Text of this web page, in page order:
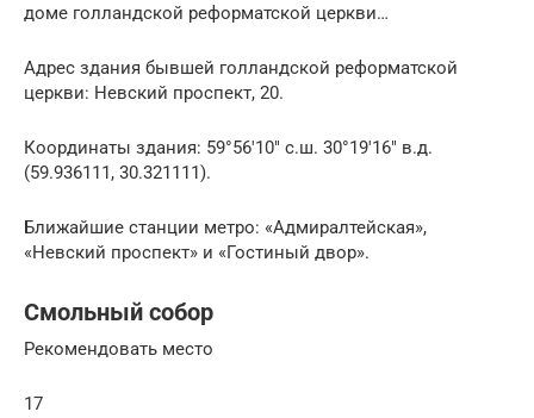
доме голландской реформатской церкви…
Адрес здания бывшей голландской реформатской
церкви: Невский проспект, 20.
Координаты здания: 59°56′10″ с.ш. 30°19′16″ в.д.
(59.936111, 30.321111).
Ближайшие станции метро: «Адмиралтейская»,
«Невский проспект» и «Гостиный двор».
Смольный собор
Рекомендовать место
17